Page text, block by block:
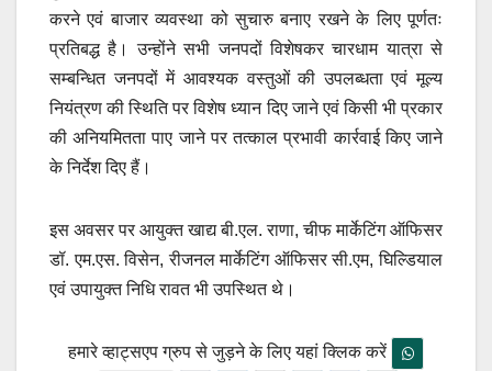
करने एवं बाजार व्यवस्था को सुचारु बनाए रखने के लिए पूर्णतः
प्रतिबद्ध है। उन्होंने सभी जनपदों विशेषकर चारधाम यात्रा से
सम्बन्धित जनपदों में आवश्यक वस्तुओं की उपलब्धता एवं मूल्य
नियंत्रण की स्थिति पर विशेष ध्यान दिए जाने एवं किसी भी प्रकार
की अनियमितता पाए जाने पर तत्काल प्रभावी कार्रवाई किए जाने
के निर्देश दिए हैं।
इस अवसर पर आयुक्त खाद्य बी.एल. राणा, चीफ मार्केटिंग ऑफिसर
डॉ. एम.एस. विसेन, रीजनल मार्केटिंग ऑफिसर सी.एम, घिल्डियाल
एवं उपायुक्त निधि रावत भी उपस्थित थे।
हमारे व्हाट्सएप ग्रुप से जुड़ने के लिए यहां क्लिक करें